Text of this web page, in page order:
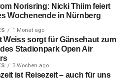
Norisring: Nicki Thiim feiert
Wochenende in Nürnberg
1 Monat ago
Weiss sorgt für Gänsehaut zum
Stadionpark Open Air
3 Wochen ago
ist Reisezeit – auch für uns